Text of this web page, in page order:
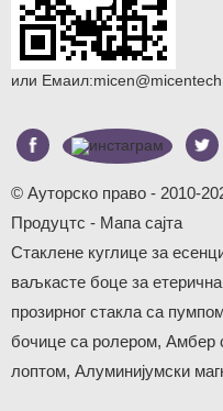
или Емаил:
© Ауторско право - 2010-
Продуцтс - Мапа сајта
Стаклене куглице за
ваљкасте боце за
прозирног стакла са
бочице са ролером, Амбер
лоптом, Алуминијумски